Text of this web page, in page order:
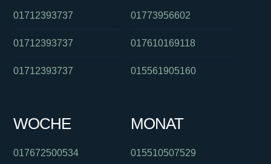
01712393737
01712393737
01712393737
01773956602
017610169118
015561905160
WOCHE
017672500534
MONAT
015510507529